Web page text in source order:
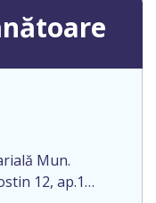
Mun.
12, ap.1